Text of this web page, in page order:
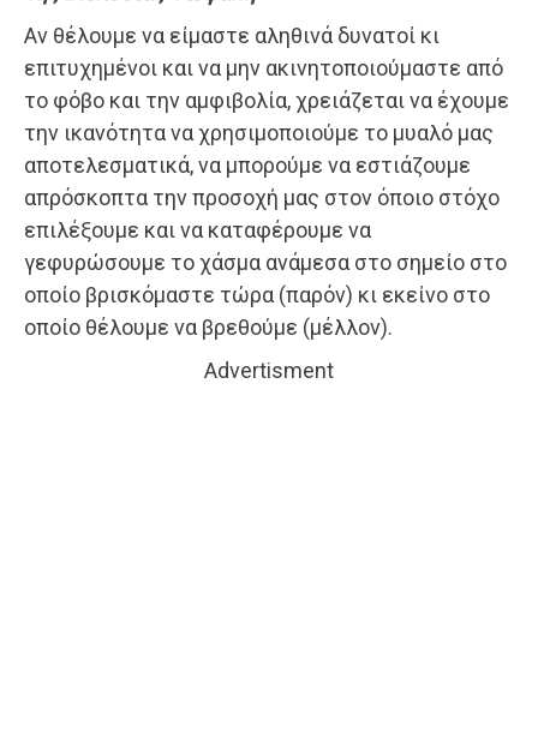
Αν θέλουμε να είμαστε αληθινά δυνατοί κι
επιτυχημένοι και να μην ακινητοποιούμαστε από
το φόβο και την αμφιβολία, χρειάζεται να έχουμε
την ικανότητα να χρησιμοποιούμε το μυαλό μας
αποτελεσματικά, να μπορούμε να εστιάζουμε
απρόσκοπτα την προσοχή μας στον όποιο στόχο
επιλέξουμε και να καταφέρουμε να
γεφυρώσουμε το χάσμα ανάμεσα στο σημείο στο
οποίο βρισκόμαστε τώρα (παρόν) κι εκείνο στο
οποίο θέλουμε να βρεθούμε (μέλλον).
Advertisment